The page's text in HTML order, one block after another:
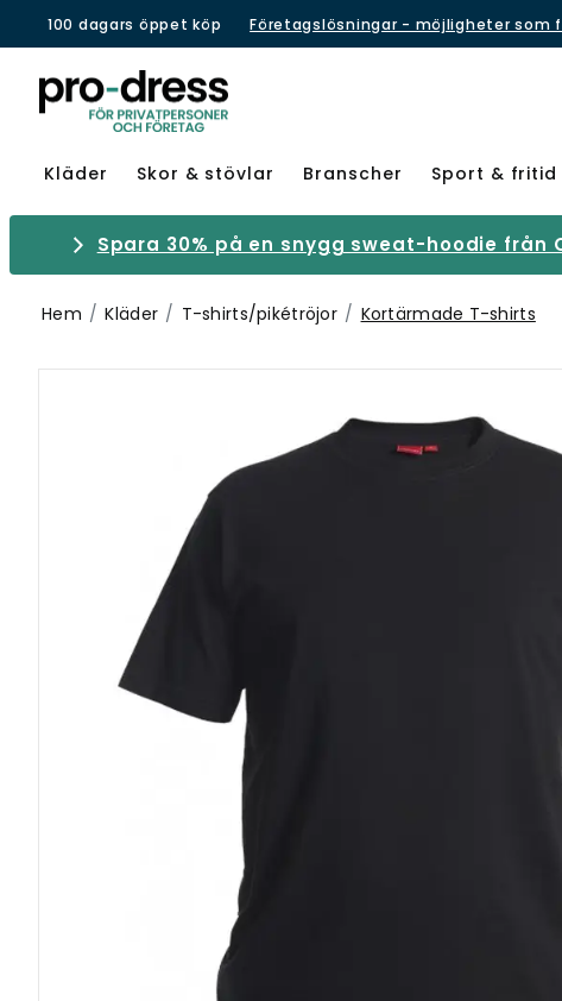
100 dagars öppet köp Företagslösningar - möjligheter som
Kläder Skor & stövlar Branscher Sport & fritid
Spara 30% på en snygg sweat-hoodie från
Hem Kläder T-shirts/pikétröjor Kortärmade T-shirts